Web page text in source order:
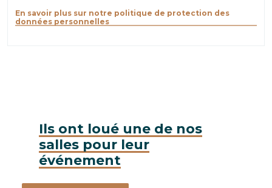
En savoir plus sur notre politique de protection des
données personnelles
Ils ont loué une de nos
salles pour leur
événement